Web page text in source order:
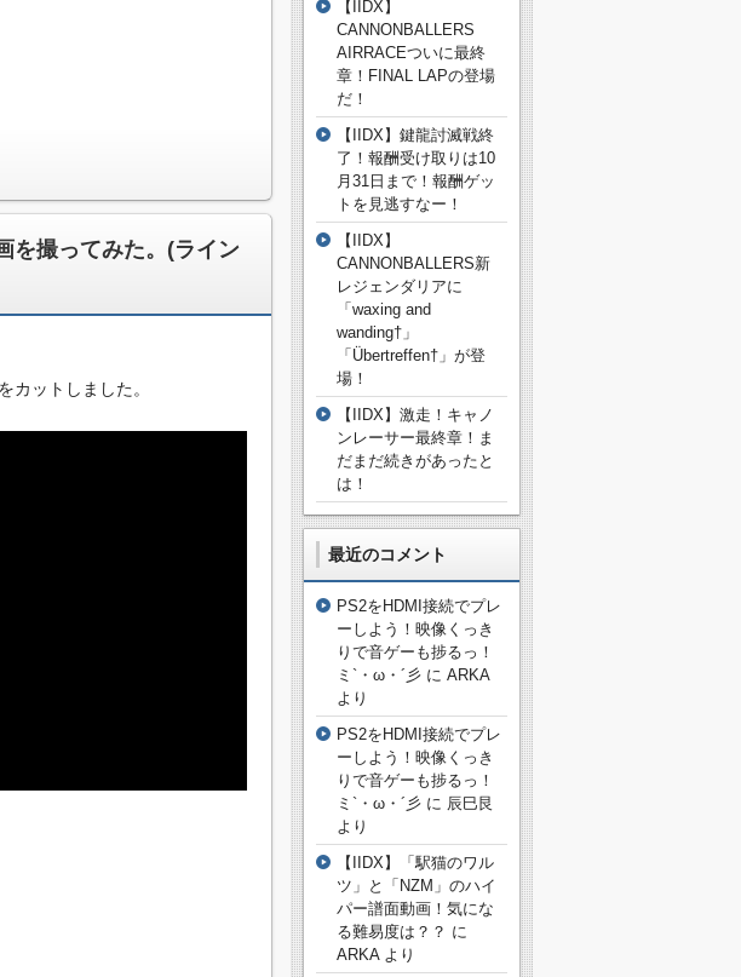
を撮ってみた。(ライン
カットしました。
【IIDX】
CANNONBALLERS
AIRRACEついに最終
章！FINAL LAPの登場
だ！
【IIDX】鍵龍討滅戦終
了！報酬受け取りは10
月31日まで！報酬ゲッ
トを見逃すなー！
【IIDX】
CANNONBALLERS新
レジェンダリアに
「waxing and
wanding†」
「Übertreffen†」が登
場！
【IIDX】激走！キャノ
ンレーサー最終章！ま
だまだ続きがあったと
は！
最近のコメント
PS2をHDMI接続でプレ
ーしよう！映像くっき
りで音ゲーも捗るっ！
ミ`・ω・´彡 に ARKA
より
PS2をHDMI接続でプレ
ーしよう！映像くっき
りで音ゲーも捗るっ！
ミ`・ω・´彡 に 辰巳艮
より
【IIDX】「駅猫のワル
ツ」と「NZM」のハイ
パー譜面動画！気にな
る難易度は？？ に
ARKAより